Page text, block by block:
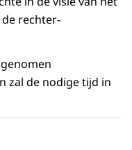
rechter-
zal de nodige tijd in